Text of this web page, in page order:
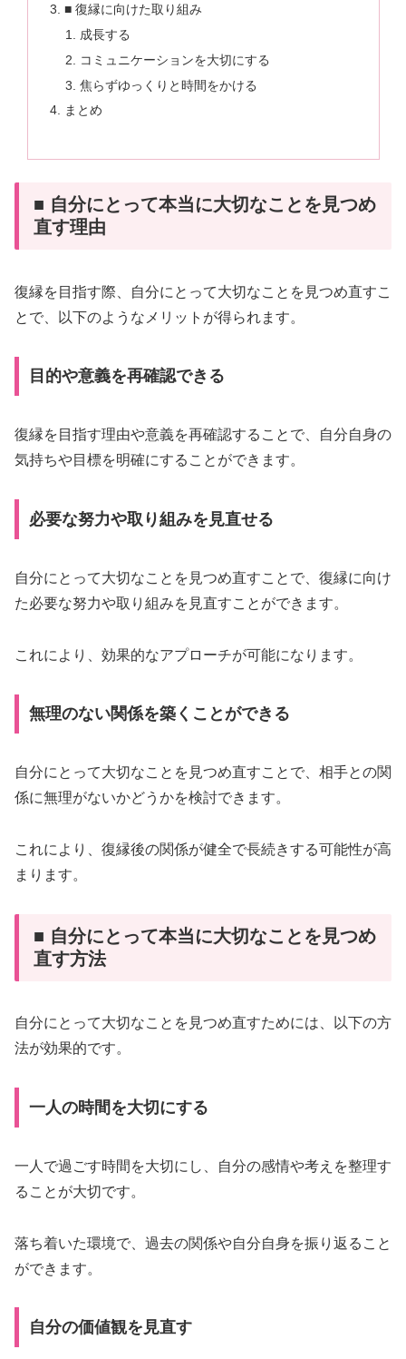
■ 復縁に向けた取り組み
成長する
コミュニケーションを大切にする
焦らずゆっくりと時間をかける
まとめ
■ 自分にとって本当に大切なことを見つめ
直す理由
復縁を目指す際、自分にとって大切なことを見つめ直すこ
とで、以下のようなメリットが得られます。
目的や意義を再確認できる
復縁を目指す理由や意義を再確認することで、自分自身の
気持ちや目標を明確にすることができます。
必要な努力や取り組みを見直せる
自分にとって大切なことを見つめ直すことで、復縁に向け
た必要な努力や取り組みを見直すことができます。
これにより、効果的なアプローチが可能になります。
無理のない関係を築くことができる
自分にとって大切なことを見つめ直すことで、相手との関
係に無理がないかどうかを検討できます。
これにより、復縁後の関係が健全で長続きする可能性が高
まります。
■ 自分にとって本当に大切なことを見つめ
直す方法
自分にとって大切なことを見つめ直すためには、以下の方
法が効果的です。
一人の時間を大切にする
一人で過ごす時間を大切にし、自分の感情や考えを整理す
ることが大切です。
落ち着いた環境で、過去の関係や自分自身を振り返ること
ができます。
自分の価値観を見直す